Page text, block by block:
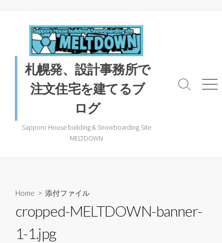
札幌発、設計事務所で
注文住宅を建てるブ
ログ
Sapporo House building & Snowboarding Site
MELTDOWN
検
メ
Home > 添付ファイル
cropped-MELTDOWN-banner-
1-1.jpg